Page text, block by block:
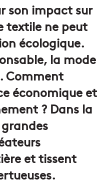
son impact sur
textile ne peut
écologique.
la mode
Comment
économique et
? Dans la
et tissent